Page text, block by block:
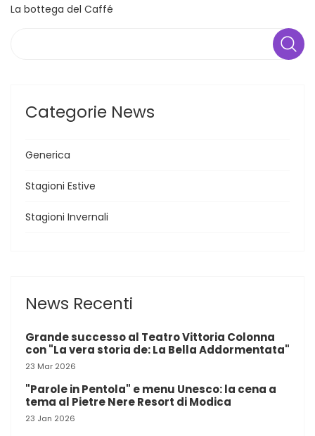
La bottega del Caffé
Categorie News
Generica
Stagioni Estive
Stagioni Invernali
News Recenti
Grande successo al Teatro Vittoria Colonna
con "La vera storia de: La Bella Addormentata"
23 Mar 2026
"Parole in Pentola" e menu Unesco: la cena a
tema al Pietre Nere Resort di Modica
23 Jan 2026